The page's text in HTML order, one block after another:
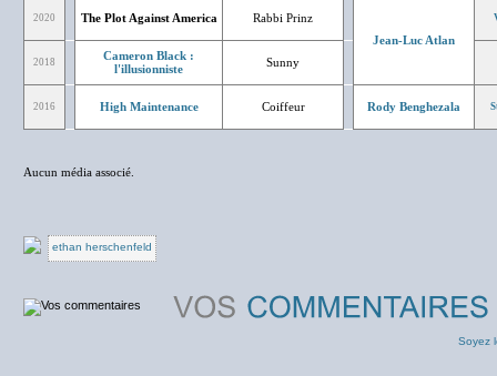
2020 The Plot Against America
Rabbi Prinz
Jean-Luc Atlan
2018
Cameron Black :
l'illusionniste
Sunny
2016 High Maintenance Coiffeur Rody Benghezala
Aucun média associé.
ethan herschenfeld
Soyez